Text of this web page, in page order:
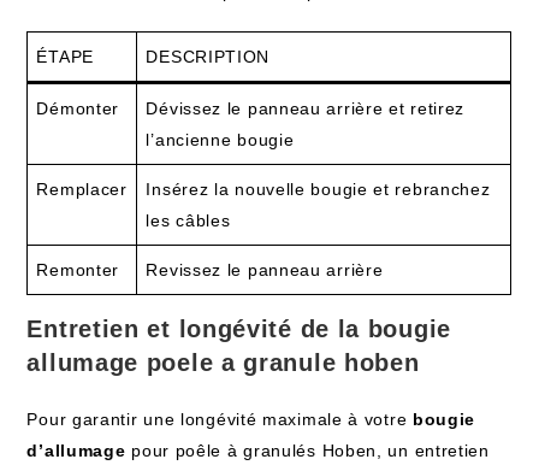
ÉTAPE DESCRIPTION
Démonter
Dévissez le panneau arrière et retirez
l’ancienne bougie
Remplacer
Insérez la nouvelle bougie et rebranchez
les câbles
Remonter Revissez le panneau arrière
Entretien et longévité de la bougie
allumage poele a granule hoben
Pour garantir une longévité maximale à votre bougie
d’allumage pour poêle à granulés Hoben, un entretien